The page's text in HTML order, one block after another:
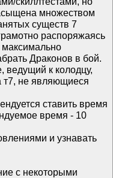
множеством
существ 7
распоряжаясь
Драконов в бой.
ведущий к колодцу,
т7, не являющиеся
ставить время
время - 10
и узнавать
с некоторыми